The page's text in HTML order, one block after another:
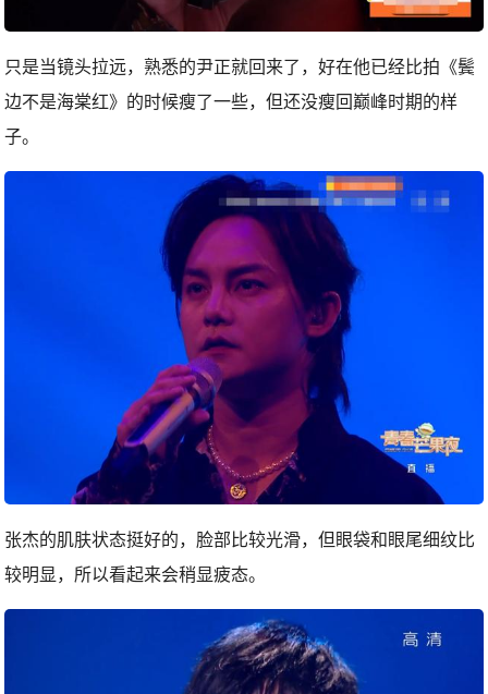
只是当镜头拉远，熟悉的尹正就回来了，好在他已经比拍《鬓
边不是海棠红》的时候瘦了一些，但还没瘦回巅峰时期的样
子。
张杰的肌肤状态挺好的，脸部比较光滑，但眼袋和眼尾细纹比
较明显，所以看起来会稍显疲态。